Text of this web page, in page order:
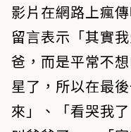
影片在網路上瘋
留言表示「其實
爸，而是平常不
星了，所以在最
來」、「看哭我